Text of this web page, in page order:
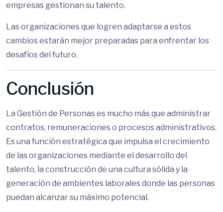
empresas gestionan su talento.
Las organizaciones que logren adaptarse a estos
cambios estarán mejor preparadas para enfrentar los
desafíos del futuro.
Conclusión
La Gestión de Personas es mucho más que administrar
contratos, remuneraciones o procesos administrativos.
Es una función estratégica que impulsa el crecimiento
de las organizaciones mediante el desarrollo del
talento, la construcción de una cultura sólida y la
generación de ambientes laborales donde las personas
puedan alcanzar su máximo potencial.